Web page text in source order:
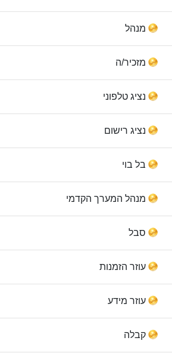
מנהל
מזכיר/ה
נציג טלפוני
נציג רישום
בל בוי
מנהל המערך הקדמי
סבל
עוזר הזמנות
עוזר מידע
קבלה